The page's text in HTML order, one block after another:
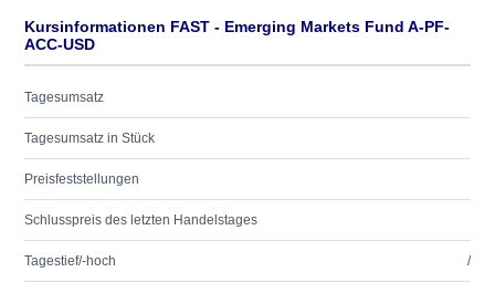
Kursinformationen FAST - Emerging Markets Fund A-PF-
ACC-USD
Tagesumsatz
Tagesumsatz in Stück
Preisfeststellungen
Schlusspreis des letzten Handelstages
Tagestief/-hoch /